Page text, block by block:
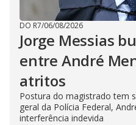
DO R7/06/08/2026
Jorge Messias
entre André
atritos
Postura do magistrado tem
geral da Polícia Federal,
interferência indevida